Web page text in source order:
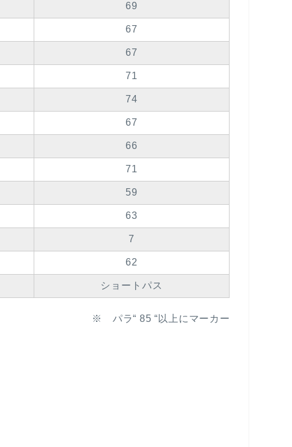
69
67
67
71
74
67
66
71
59
63
7
62
ショートパス
※ パラ“ 85 “以上にマーカー